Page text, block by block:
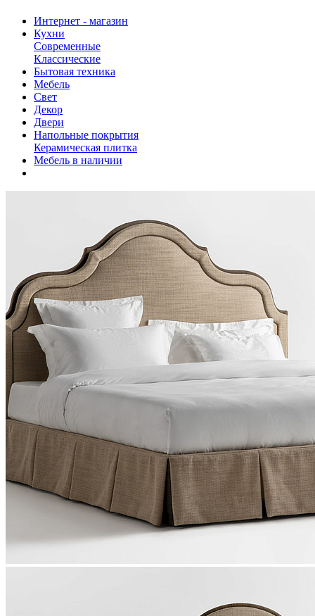
Интернет - магазин
Кухни
Современные
Классические
Бытовая техника
Мебель
Свет
Декор
Двери
Напольные покрытия
Керамическая плитка
Мебель в наличии